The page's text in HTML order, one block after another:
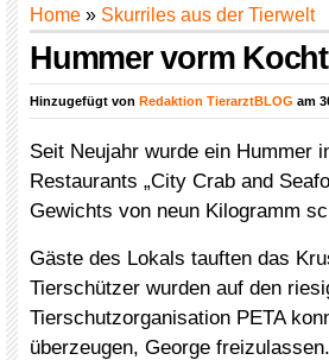
Home » Skurriles aus der Tierwelt
Hummer vorm
Hinzugefügt von Redaktion TierarztBLOG am
Seit Neujahr wurde ein Hummer
Restaurants „City Crab and
Gewichts von neun Kilogramm
Gäste des Lokals tauften das
Tierschützer wurden auf den
Tierschutzorganisation PETA
überzeugen, George